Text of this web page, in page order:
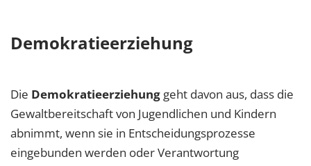
Demokratieerziehung
Die Demokratieerziehung geht davon aus, dass die
Gewaltbereitschaft von Jugendlichen und Kindern
abnimmt, wenn sie in Entscheidungsprozesse
eingebunden werden oder Verantwortung